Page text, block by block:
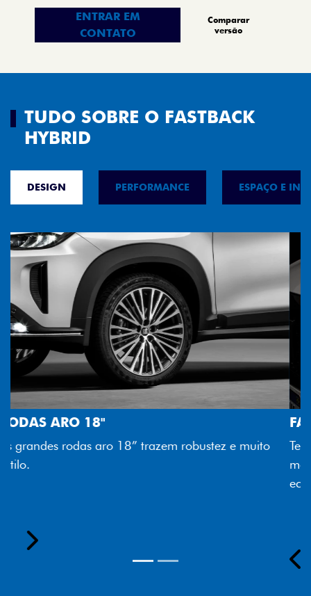
ENTRAR EM
CONTATO
Comparar
versão
TUDO SOBRE O FASTBACK
HYBRID
DESIGN PERFORMANCE ESPAÇO E
FAROL FULL LED
Tecnologia dos faróis totalmente em LED garante
melhor luminosidade, maior durabilidade e mais